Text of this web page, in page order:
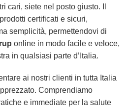
cari, siete nel posto giusto. Il
certificati e sicuri,
semplicità, permettendovi di
online in modo facile e veloce,
in qualsiasi parte d’Italia.
ai nostri clienti in tutta Italia
Comprendiamo
e immediate per la salute